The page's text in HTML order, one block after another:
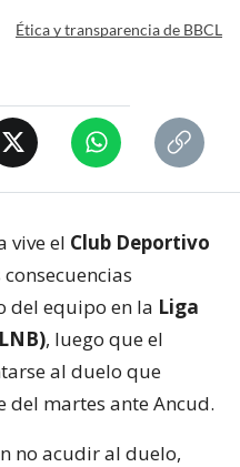
Ética y transparencia de BBCL
vive el Club Deportivo
consecuencias
del equipo en la Liga
, luego que el
al duelo que
del martes ante Ancud.
no acudir al duelo,